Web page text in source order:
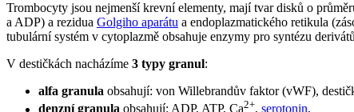
Trombocyty jsou nejmenší krevní elementy, mají tvar disků o
a ADP) a rezidua Golgiho aparátu a endoplazmatického retikula
tubulární systém v cytoplazmě obsahuje enzymy pro syntézu derivátů
V destičkách nacházíme 3 typy granul:
alfa granula obsahují: von Willebrandův faktor (vWF),
denzní granula obsahují: ADP, ATP, Ca2+, serotonin,